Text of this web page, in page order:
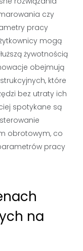
czy
pracy
mogą
żywotnością
obejmują
które
bez utraty ich
spotykane są
obrotowym, co
pracy
na